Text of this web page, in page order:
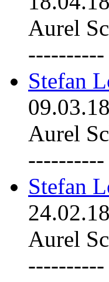
Aurel
----------
Stefan
09.03.18
Aurel
----------
Stefan
24.02.18
Aurel
----------